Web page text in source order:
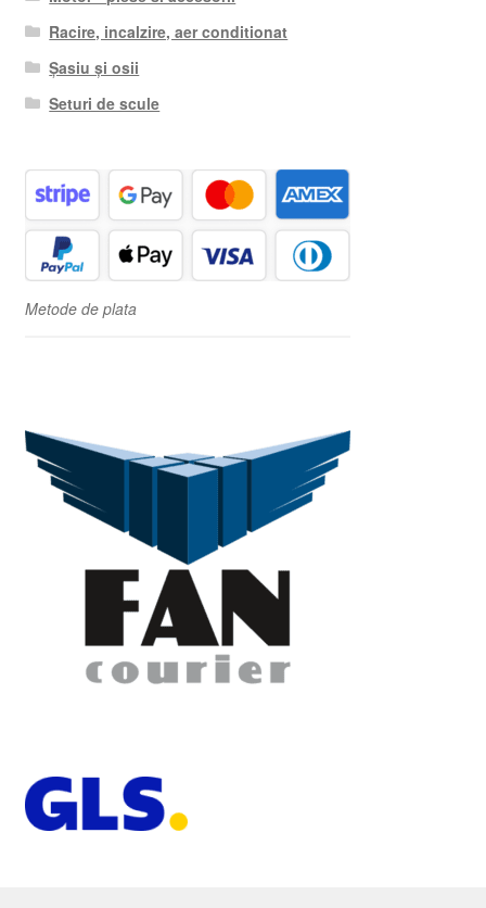
Racire, incalzire, aer conditionat
Șasiu și osii
Seturi de scule
Metode de plata